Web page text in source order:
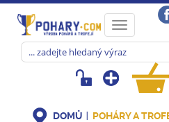
Toggle
navigation
DOMŮ POHÁRY A